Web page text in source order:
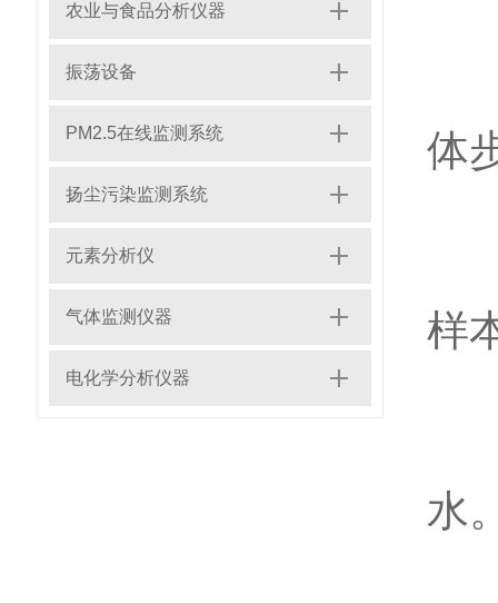
农业与食品分析仪器
振荡设备
PM2.5在线监测系统
扬尘污染监测系统
元素分析仪
气体监测仪器
电化学分析仪器
体
样
水